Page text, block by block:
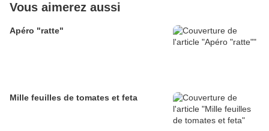
Vous aimerez aussi
Apéro "ratte"
Mille feuilles de tomates et feta